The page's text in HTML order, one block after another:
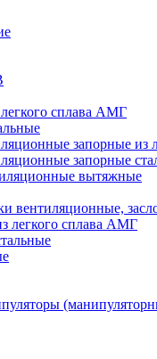
сплава АМГ
запорные из
запорные
вытяжные
вентиляционные,
легкого сплава АМГ